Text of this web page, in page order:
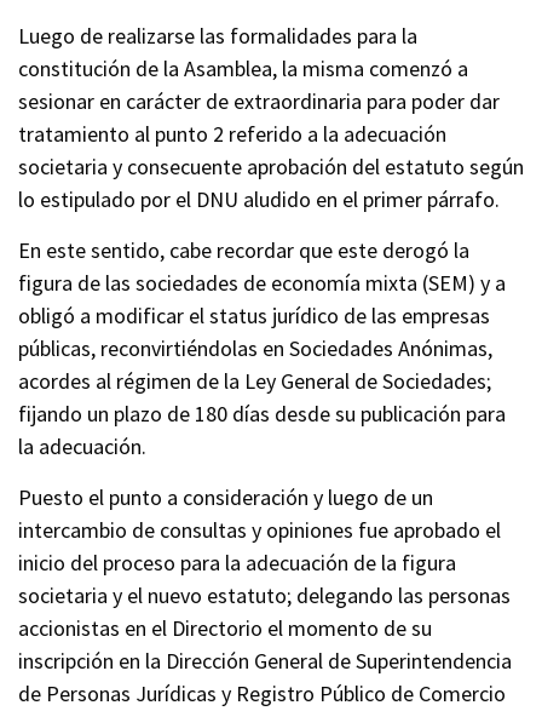
Luego de realizarse las formalidades para la
constitución de la Asamblea, la misma comenzó a
sesionar en carácter de extraordinaria para poder dar
tratamiento al punto 2 referido a la adecuación
societaria y consecuente aprobación del estatuto según
lo estipulado por el DNU aludido en el primer párrafo.
En este sentido, cabe recordar que este derogó la
figura de las sociedades de economía mixta (SEM) y a
obligó a modificar el status jurídico de las empresas
públicas, reconvirtiéndolas en Sociedades Anónimas,
acordes al régimen de la Ley General de Sociedades;
fijando un plazo de 180 días desde su publicación para
la adecuación.
Puesto el punto a consideración y luego de un
intercambio de consultas y opiniones fue aprobado el
inicio del proceso para la adecuación de la figura
societaria y el nuevo estatuto; delegando las personas
accionistas en el Directorio el momento de su
inscripción en la Dirección General de Superintendencia
de Personas Jurídicas y Registro Público de Comercio